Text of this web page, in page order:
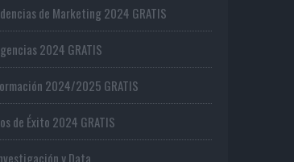
de Marketing 2024 GRATIS
2024 GRATIS
2024/2025 GRATIS
de Éxito 2024 GRATIS
y Data